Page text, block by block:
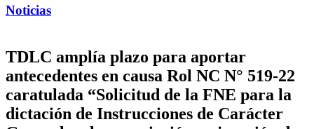
Noticias
TDLC amplía plazo para aportar
antecedentes en causa Rol NC N° 519-22
caratulada “Solicitud de la FNE para la
dictación de Instrucciones de Carácter